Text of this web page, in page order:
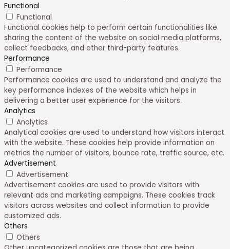
Functional
Functional
Functional cookies help to perform certain functionalities like
sharing the content of the website on social media platforms,
collect feedbacks, and other third-party features.
Performance
Performance
Performance cookies are used to understand and analyze the
key performance indexes of the website which helps in
delivering a better user experience for the visitors.
Analytics
Analytics
Analytical cookies are used to understand how visitors interact
with the website. These cookies help provide information on
metrics the number of visitors, bounce rate, traffic source, etc.
Advertisement
Advertisement
Advertisement cookies are used to provide visitors with
relevant ads and marketing campaigns. These cookies track
visitors across websites and collect information to provide
customized ads.
Others
Others